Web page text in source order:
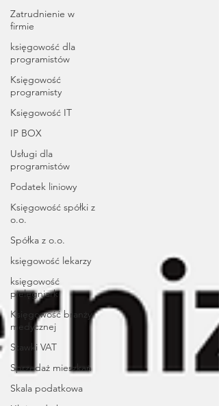
Zatrudnienie w
firmie
księgowość dla
programistów
Księgowość
programisty
Księgowość IT
IP BOX
Usługi dla
programistów
Podatek liniowy
Księgowość spółki z
o.o.
Spółka z o.o.
księgowość lekarzy
księgowość
pielęgniarki
Księgowość branży
medycznej
Stawki VAT
Sprzedaż mieszkań
Skala podatkowa